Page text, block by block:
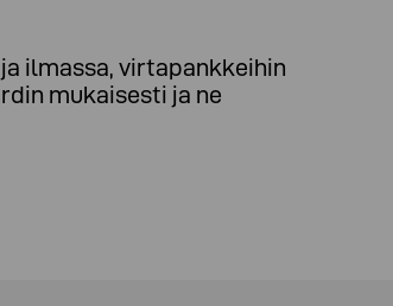
ilmassa, virtapankkeihin
mukaisesti ja ne